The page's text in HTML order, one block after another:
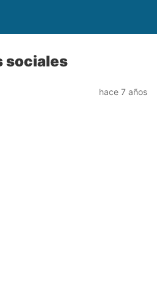
sociales
hace 7 años